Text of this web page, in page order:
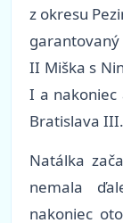
z okresu
garantovaný
II Miška s
I a nakoniec
Bratislava III.
Natálka
nemala
nakoniec